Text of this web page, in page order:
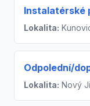
Instalatérské
Lokalita:
Odpolední/
Lokalita: Nový